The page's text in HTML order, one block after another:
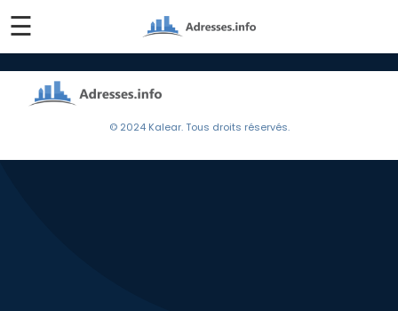
☰
© 2024 Kalear. Tous droits réservés.